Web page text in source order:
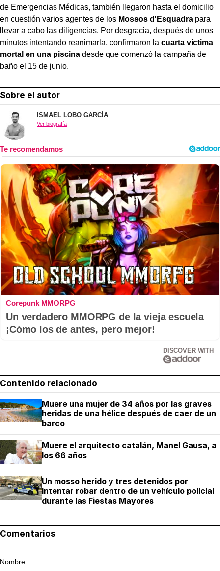
de Emergencias Médicas, también llegaron hasta el domicilio
en cuestión varios agentes de los Mossos d'Esquadra para
llevar a cabo las diligencias. Por desgracia, después de unos
minutos intentando reanimarla, confirmaron la cuarta víctima
mortal en una piscina desde que comenzó la campaña de
baño el 15 de junio.
Sobre el autor
ISMAEL LOBO GARCÍA
Ver biografía
Corepunk MMORPG
Un verdadero MMORPG de la vieja escuela
¡Cómo los de antes, pero mejor!
DISCOVER WITH
Contenido relacionado
Muere una mujer de 34 años por las graves
heridas de una hélice después de caer de un
barco
Muere el arquitecto catalán, Manel Gausa, a
los 66 años
Un mosso herido y tres detenidos por
intentar robar dentro de un vehículo policial
durante las Fiestas Mayores
Comentarios
Nombre